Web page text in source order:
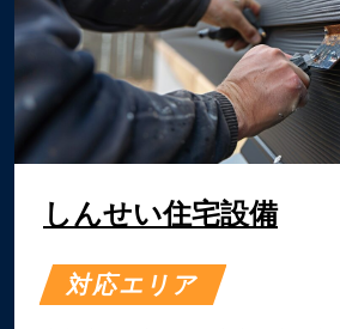
しんせい住宅設備
対応エリア